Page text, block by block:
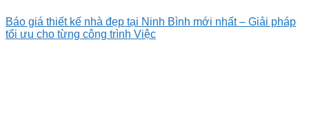
Báo giá thiết kế nhà đẹp tại Ninh Bình mới nhất – Giải pháp
tối ưu cho từng công trình Việc